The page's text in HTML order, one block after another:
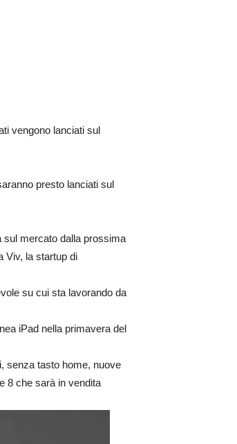
vengono lanciati sul
presto lanciati sul
sul mercato dalla prossima
Viv, la startup di
su cui sta lavorando da
iPad nella primavera del
senza tasto home, nuove
8 che sarà in vendita